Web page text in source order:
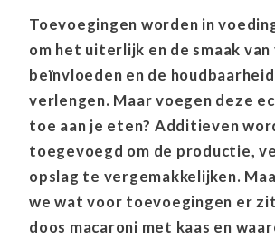
Toevoegingen worden in
om het uiterlijk en de smaak
beïnvloeden en de
verlengen. Maar voegen deze
toe aan je eten? Additieven
toegevoegd om de productie,
opslag te vergemakkelijken.
we wat voor toevoegingen er
doos macaroni met kaas en